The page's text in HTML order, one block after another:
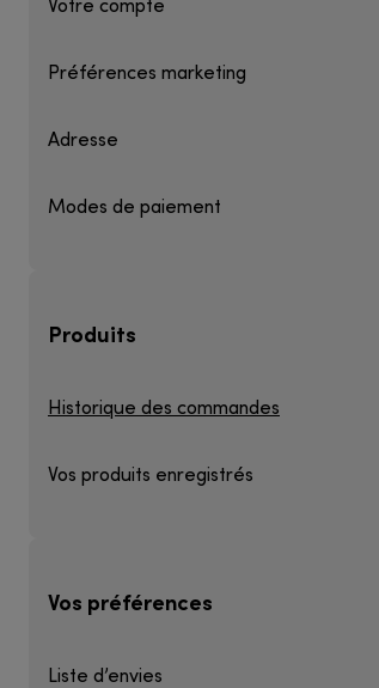
Votre compte
Préférences marketing
Adresse
Modes de paiement
Produits
Historique des commandes
Vos produits enregistrés
Vos préférences
Liste d’envies